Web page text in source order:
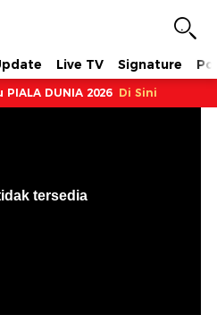
Live TV Signature
DUNIA 2026 Di Sini
tersedia